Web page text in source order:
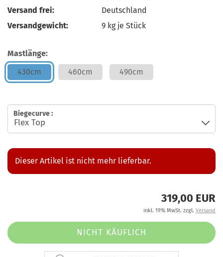
Versand frei:
Deutschland
Versandgewicht:
9 kg je Stück
Mastlänge:
430cm
460cm 490cm
Biegecurve :
Dieser Artikel ist nicht mehr lieferbar.
319,00 EUR
inkl. 19% MwSt. zzgl. Versand